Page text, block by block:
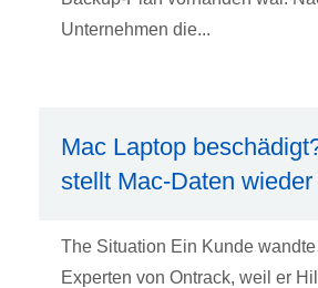
Unternehmen die...
Mac Laptop
stellt Mac-Daten wieder
The Situation Ein Kunde
Experten von Ontrack, weil er